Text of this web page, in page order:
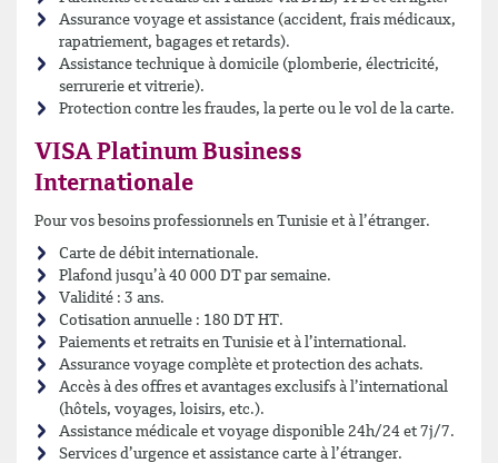
Assurance voyage et assistance (accident, frais médicaux,
rapatriement, bagages et retards).
Assistance technique à domicile (plomberie, électricité,
serrurerie et vitrerie).
Protection contre les fraudes, la perte ou le vol de la carte.
VISA Platinum Business
Internationale
Pour vos besoins professionnels en Tunisie et à l’étranger.
Carte de débit internationale.
Plafond jusqu’à 40 000 DT par semaine.
Validité : 3 ans.
Cotisation annuelle : 180 DT HT.
Paiements et retraits en Tunisie et à l’international.
Assurance voyage complète et protection des achats.
Accès à des offres et avantages exclusifs à l’international
(hôtels, voyages, loisirs, etc.).
Assistance médicale et voyage disponible 24h/24 et 7j/7.
Services d’urgence et assistance carte à l’étranger.